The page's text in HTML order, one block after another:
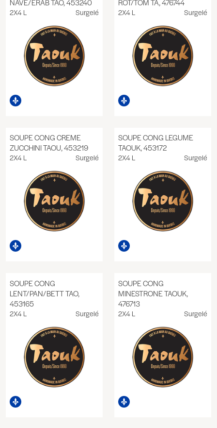
NAVE/ERAB TAO, 453240
2X4 L Surgelé
ROT/TOM TA, 476744
2X4 L Surgelé
SOUPE CONG CREME
ZUCCHINI TAOU, 453219
2X4 L Surgelé
SOUPE CONG LEGUME
TAOUK, 453172
2X4 L Surgelé
SOUPE CONG
LENT/PAN/BETT TAO,
453165
2X4 L Surgelé
SOUPE CONG
MINESTRONE TAOUK,
476713
2X4 L Surgelé